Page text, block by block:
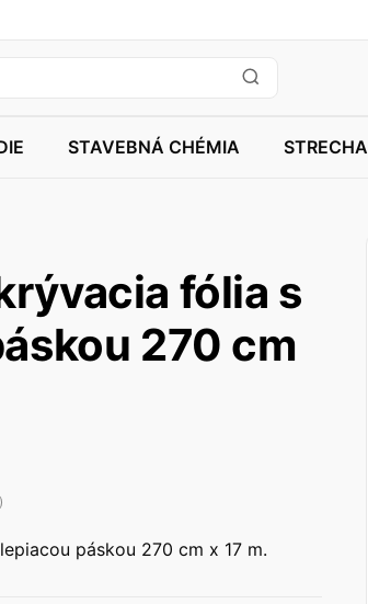
STAVEBNÁ CHÉMIA STRECHA
fólia s
270 cm
páskou 270 cm x 17 m.